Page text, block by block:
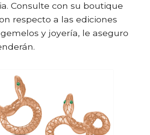
Consulte con su boutique
respecto a las ediciones
y joyería, le aseguro